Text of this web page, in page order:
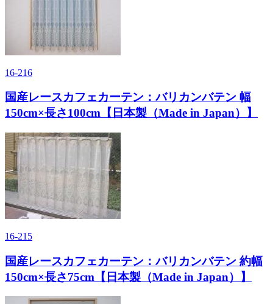
16-216
国産レースカフェカーテン：バリカンバテン 幅
150cm×長さ100cm【日本製（Made in Japan）】
16-215
国産レースカフェカーテン：バリカンバテン 約幅
150cm×長さ75cm【日本製（Made in Japan）】